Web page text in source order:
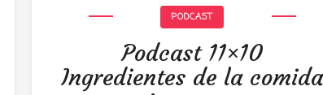
PODCAST
Podcast 11×10
Ingredientes de la comida